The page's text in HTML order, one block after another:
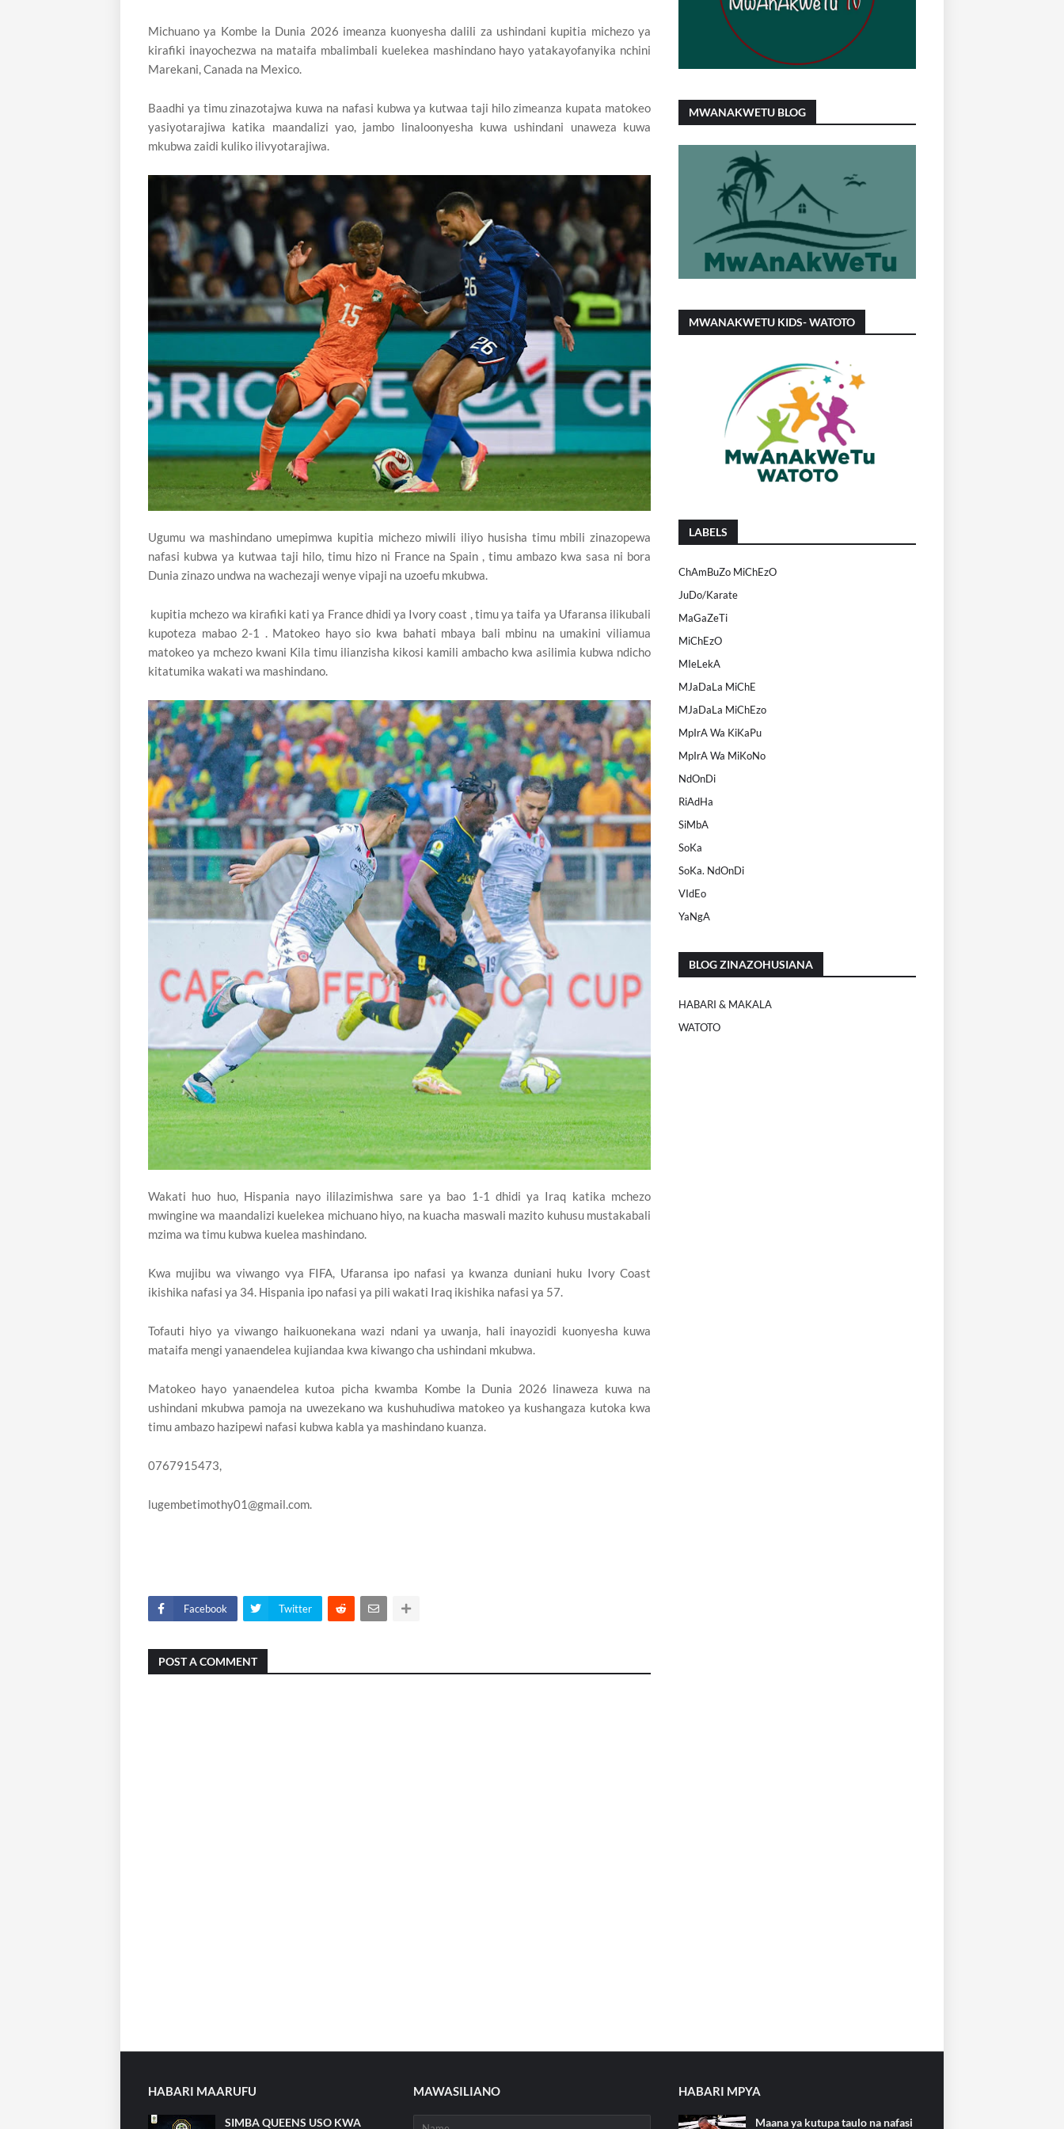
Michuano ya Kombe la Dunia 2026 imeanza kuonyesha dalili za ushindani kupitia michezo ya
kirafiki inayochezwa na mataifa mbalimbali kuelekea mashindano hayo yatakayofanyika nchini
Marekani, Canada na Mexico.
Baadhi ya timu zinazotajwa kuwa na nafasi kubwa ya kutwaa taji hilo zimeanza kupata matokeo
yasiyotarajiwa katika maandalizi yao, jambo linaloonyesha kuwa ushindani unaweza kuwa
mkubwa zaidi kuliko ilivyotarajiwa.
Ugumu wa mashindano umepimwa kupitia michezo miwili iliyo husisha timu mbili zinazopewa
nafasi kubwa ya kutwaa taji hilo, timu hizo ni France na Spain , timu ambazo kwa sasa ni bora
Dunia zinazo undwa na wachezaji wenye vipaji na uzoefu mkubwa.
kupitia mchezo wa kirafiki kati ya France dhidi ya Ivory coast , timu ya taifa ya Ufaransa ilikubali
kupoteza mabao 2-1 . Matokeo hayo sio kwa bahati mbaya bali mbinu na umakini viliamua
matokeo ya mchezo kwani Kila timu ilianzisha kikosi kamili ambacho kwa asilimia kubwa ndicho
kitatumika wakati wa mashindano.
Wakati huo huo, Hispania nayo ililazimishwa sare ya bao 1-1 dhidi ya Iraq katika mchezo
mwingine wa maandalizi kuelekea michuano hiyo, na kuacha maswali mazito kuhusu mustakabali
mzima wa timu kubwa kuelea mashindano.
Kwa mujibu wa viwango vya FIFA, Ufaransa ipo nafasi ya kwanza duniani huku Ivory Coast
ikishika nafasi ya 34. Hispania ipo nafasi ya pili wakati Iraq ikishika nafasi ya 57.
Tofauti hiyo ya viwango haikuonekana wazi ndani ya uwanja, hali inayozidi kuonyesha kuwa
mataifa mengi yanaendelea kujiandaa kwa kiwango cha ushindani mkubwa.
Matokeo hayo yanaendelea kutoa picha kwamba Kombe la Dunia 2026 linaweza kuwa na
ushindani mkubwa pamoja na uwezekano wa kushuhudiwa matokeo ya kushangaza kutoka kwa
timu ambazo hazipewi nafasi kubwa kabla ya mashindano kuanza.
0767915473,
lugembetimothy01@gmail.com.
Facebook Twitter
POST A COMMENT
MWANAKWETU BLOG
MWANAKWETU KIDS- WATOTO
LABELS
ChAmBuZo MiChEzO
JuDo/Karate
MaGaZeTi
MiChEzO
MIeLekA
MJaDaLa MiChE
MJaDaLa MiChEzo
MpIrA Wa KiKaPu
MpIrA Wa MiKoNo
NdOnDi
RiAdHa
SiMbA
SoKa
SoKa. NdOnDi
VIdEo
YaNgA
BLOG ZINAZOHUSIANA
HABARI & MAKALA
WATOTO
HABARI MAARUFU
SIMBA QUEENS USO KWA
MAWASILIANO HABARI MPYA
Maana ya kutupa taulo na nafasi